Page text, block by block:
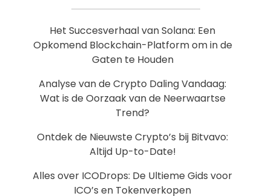
Het Succesverhaal van Solana: Een
Opkomend Blockchain-Platform om in de
Gaten te Houden
Analyse van de Crypto Daling Vandaag:
Wat is de Oorzaak van de Neerwaartse
Trend?
Ontdek de Nieuwste Crypto’s bij Bitvavo:
Altijd Up-to-Date!
Alles over ICODrops: De Ultieme Gids voor
ICO’s en Tokenverkopen